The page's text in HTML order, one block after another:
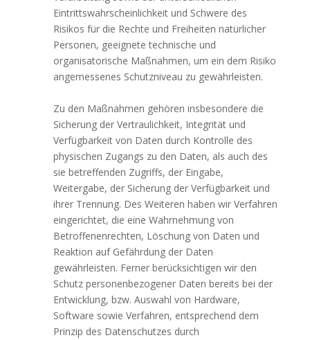
Eintrittswahrscheinlichkeit und Schwere des
Risikos für die Rechte und Freiheiten natürlicher
Personen, geeignete technische und
organisatorische Maßnahmen, um ein dem Risiko
angemessenes Schutzniveau zu gewährleisten.
Zu den Maßnahmen gehören insbesondere die
Sicherung der Vertraulichkeit, Integrität und
Verfügbarkeit von Daten durch Kontrolle des
physischen Zugangs zu den Daten, als auch des
sie betreffenden Zugriffs, der Eingabe,
Weitergabe, der Sicherung der Verfügbarkeit und
ihrer Trennung. Des Weiteren haben wir Verfahren
eingerichtet, die eine Wahrnehmung von
Betroffenenrechten, Löschung von Daten und
Reaktion auf Gefährdung der Daten
gewährleisten. Ferner berücksichtigen wir den
Schutz personenbezogener Daten bereits bei der
Entwicklung, bzw. Auswahl von Hardware,
Software sowie Verfahren, entsprechend dem
Prinzip des Datenschutzes durch